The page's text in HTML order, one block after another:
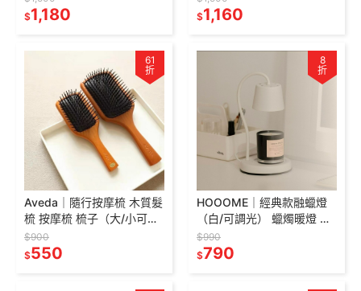
$1,180
膚露、芫荽籽身體潔膚露）
$1,160
61
折
Aveda｜隨行按摩梳 木質髮
梳 按摩梳 梳子（大/小可
選）
$900
$550
8
折
HOOOME｜經典款融蠟燈
（白/可調光） 蠟燭暖燈 融
燭燈 蠟燭燈 香氛蠟燭燈
$990
$790